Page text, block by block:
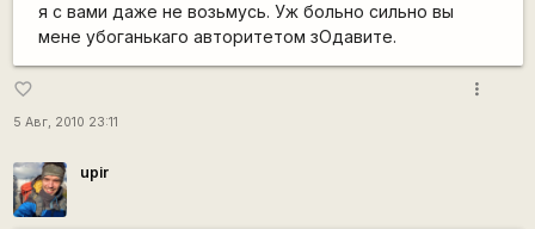
я с вами даже не возьмусь. Уж больно сильно вы
мене убоганькаго авторитетом зОдавите.
favorite_border
5 Авг, 2010 23:11
more_vert
upir